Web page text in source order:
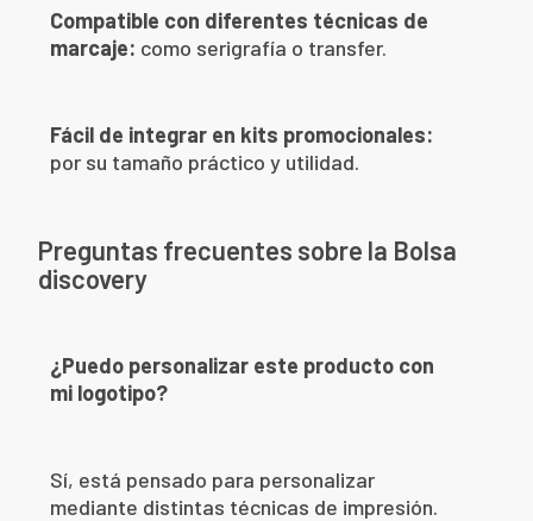
Compatible con diferentes técnicas de
marcaje: como serigrafía o transfer.
Fácil de integrar en kits promocionales:
por su tamaño práctico y utilidad.
Preguntas frecuentes sobre la Bolsa
discovery
¿Puedo personalizar este producto con
mi logotipo?
Sí, está pensado para personalizar
mediante distintas técnicas de impresión.